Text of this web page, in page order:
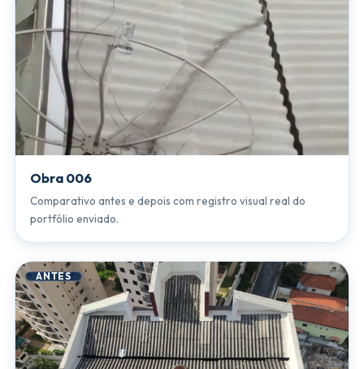
Obra 006
Comparativo antes e depois com registro visual real do
portfólio enviado.
ANTES